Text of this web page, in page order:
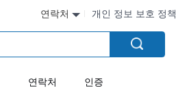
연락처 개인 정보 보호 정책
연락처 인증